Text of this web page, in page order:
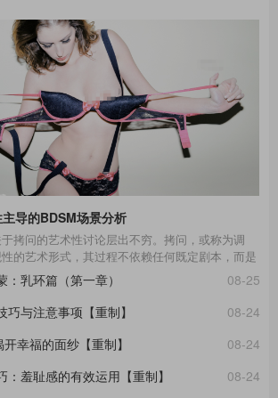
导的BDSM场景分析
拷问的艺术性讨论层出不穷。拷问，或称为调
的艺术形式，其过程不依赖任何既定剧本，而是
在这场艺术的表达中，每一个不同性格的受拷者
故事线。举例来说，那些宁死不屈的与那些畏惧权
对同样的惩罚时表现出的反应极其不同，这种差
的整个过程。通过淙垚个人经验和广泛的文献及影
分享这一主题。在此，拷问者与受拷者分别扮演
08-25
乳环篇（第一章）
08-24
与注意事项【重制】
08-24
幸福的面纱【重制】
08-24
：羞耻感的有效运用【重制】